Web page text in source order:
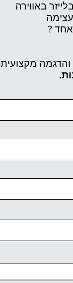
באווירה
?
והדגמה מקצועית